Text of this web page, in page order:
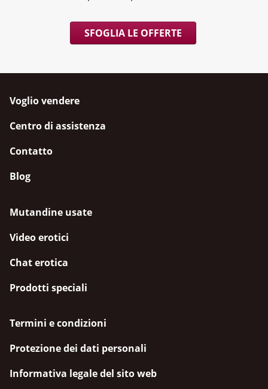
SFOGLIA LE OFFERTE
Voglio vendere
Centro di assistenza
Contatto
Blog
Mutandine usate
Video erotici
Chat erotica
Prodotti speciali
Termini e condizioni
Protezione dei dati personali
Informativa legale del sito web